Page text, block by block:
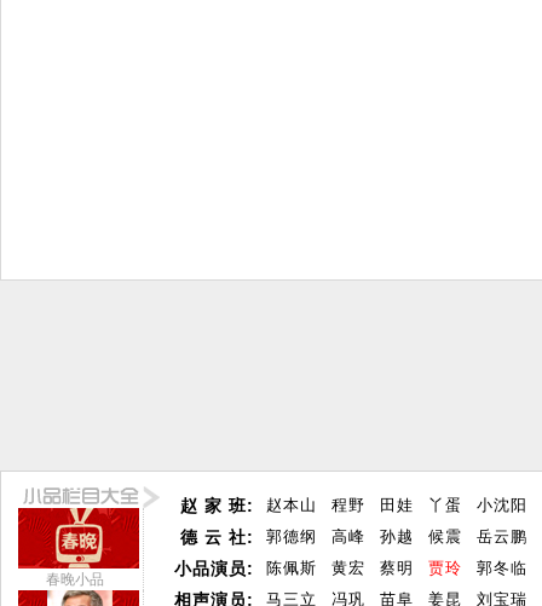
春晚小品
赵 家 班:
德 云 社:
小品演员:
相声演员:
赵本山 程野 田娃 丫蛋
小沈阳
郭德纲
高峰 孙越 候震
岳云鹏
陈佩斯
黄宏 蔡明 贾玲
郭冬临
马三立
冯巩 苗阜 姜昆
刘宝瑞